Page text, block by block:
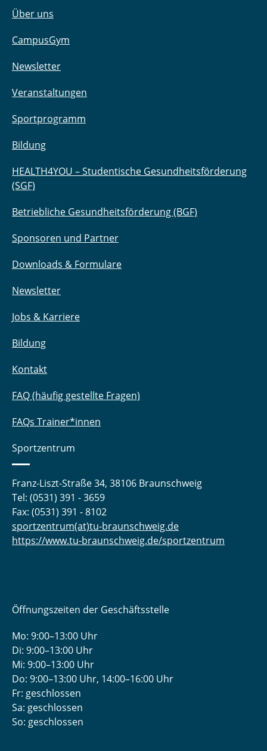
Über uns
CampusGym
Newsletter
Veranstaltungen
Sportprogramm
Bildung
HEALTH4YOU – Studentische Gesundheitsförderung
(SGF)
Betriebliche Gesundheitsförderung (BGF)
Sponsoren und Partner
Downloads & Formulare
Newsletter
Jobs & Karriere
Bildung
Kontakt
FAQ (häufig gestellte Fragen)
FAQs Trainer*innen
Sportzentrum
Franz-Liszt-Straße 34, 38106 Braunschweig
Tel: (0531) 391 - 3659
Fax: (0531) 391 - 8102
sportzentrum(at)tu-braunschweig.de
https://www.tu-braunschweig.de/sportzentrum
Öffnungszeiten der Geschäftsstelle
Mo: 9:00–13:00 Uhr
Di: 9:00–13:00 Uhr
Mi: 9:00–13:00 Uhr
Do: 9:00­–13:00 Uhr, 14:00­–16:00 Uhr
Fr: geschlossen
Sa: geschlossen
So: geschlossen